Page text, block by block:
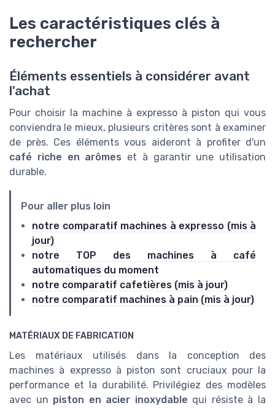
Les caractéristiques clés à
rechercher
Éléments essentiels à considérer avant
l'achat
Pour choisir la machine à expresso à piston qui vous
conviendra le mieux, plusieurs critères sont à examiner
de près. Ces éléments vous aideront à profiter d'un
café riche en arômes et à garantir une utilisation
durable.
Pour aller plus loin
notre comparatif machines à expresso (mis à
jour)
notre TOP des machines à café
automatiques du moment
notre comparatif cafetières (mis à jour)
notre comparatif machines à pain (mis à jour)
MATÉRIAUX DE FABRICATION
Les matériaux utilisés dans la conception des
machines à expresso à piston sont cruciaux pour la
performance et la durabilité. Privilégiez des modèles
avec un piston en acier inoxydable qui résiste à la